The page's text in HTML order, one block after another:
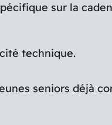
sur la
technique.
seniors déjà